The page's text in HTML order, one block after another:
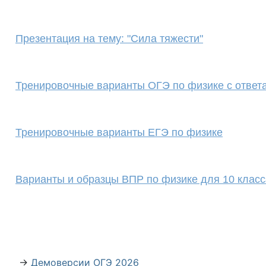
Презентация на тему: "Сила тяжести"
Тренировочные варианты ОГЭ по физике с
Тренировочные варианты ЕГЭ по физике
Варианты и образцы ВПР по физике для 10
→ Демоверсии ОГЭ 2026